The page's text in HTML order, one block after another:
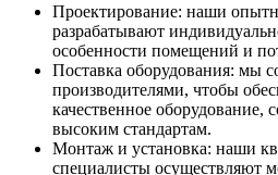
Проектирование: наши
разрабатывают
особенности помещений и
Поставка оборудования: мы
производителями, чтобы
качественное оборудование,
высоким стандартам.
Монтаж и установка: наши
специалисты осуществляют